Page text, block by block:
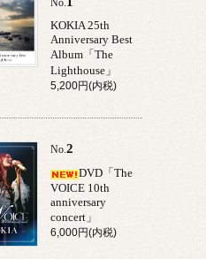
No.
KOKIA 25th
Anniversary Best
Album「The
Lighthouse」
5,200円(内税)
No.2
DVD「The
VOICE 10th
anniversary
concert」
6,000円(内税)